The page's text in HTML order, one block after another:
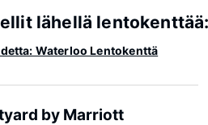
lähellä
Waterloo Lentokenttä
by Marriott